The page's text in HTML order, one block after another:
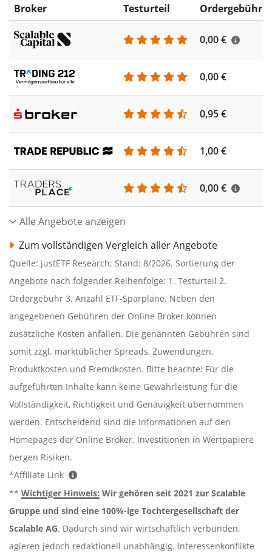
Broker Testurteil Ordergebühr
0,00 €
0,00 €
0,95 €
1,00 €
0,00 €
Alle Angebote anzeigen
Zum vollständigen Vergleich aller Angebote
Quelle: justETF Research; Stand: 8/2026. Sortierung der
Angebote nach folgender Reihenfolge: 1. Testurteil 2.
Ordergebühr 3. Anzahl ETF-Sparpläne. Neben den
angegebenen Gebühren der Online Broker können
zusätzliche Kosten anfallen. Die genannten Gebühren sind
somit zzgl. marktüblicher Spreads, Zuwendungen,
Produktkosten und Fremdkosten. Bitte beachte: Für die
aufgeführten Inhalte kann keine Gewährleistung für die
Vollständigkeit, Richtigkeit und Genauigkeit übernommen
werden. Entscheidend sind die Informationen auf den
Homepages der Online Broker. Investitionen in Wertpapiere
bergen Risiken.
*Affiliate Link
** Wichtiger Hinweis: Wir gehören seit 2021 zur Scalable
Gruppe und sind eine 100%-ige Tochtergesellschaft der
Scalable AG. Dadurch sind wir wirtschaftlich verbunden,
agieren jedoch redaktionell unabhängig. Interessenkonflikte